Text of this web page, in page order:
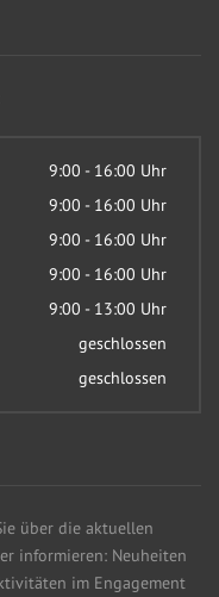
9:00 - 16:00 Uhr
9:00 - 16:00 Uhr
9:00 - 16:00 Uhr
9:00 - 16:00 Uhr
9:00 - 13:00 Uhr
geschlossen
geschlossen
über die aktuellen
informieren: Neuheiten
im Engagement